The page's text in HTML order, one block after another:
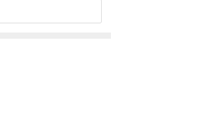
말리는 녀석 둘’의 장난 계